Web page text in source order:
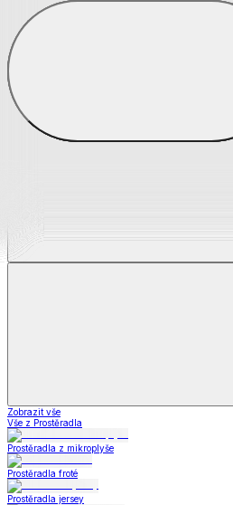
Prostěradla
Zobrazit vše
Vše z Prostěradla
Prostěradla z mikroplyše
Prostěradla froté
Prostěradla jersey